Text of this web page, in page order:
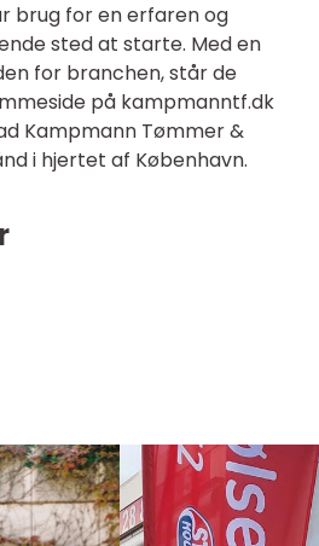
brug for en erfaren og
sted at starte. Med en
for branchen, står de
på kampmanntf.dk
Kampmann Tømmer &
i hjertet af København.